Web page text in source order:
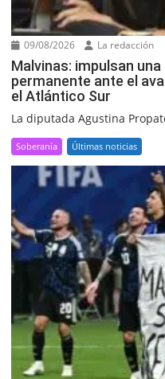
09/08/2026 La redacción
Malvinas: impulsan
permanente ante el
el Atlántico Sur
La diputada Agustina
Soberanía Últimas noticias